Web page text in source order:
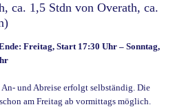
ca. 1,5 Stdn von Overath, ca.
Freitag, Start 17:30 Uhr – Sonntag,
An- und Abreise erfolgt selbständig. Die
am Freitag ab vormittags möglich.